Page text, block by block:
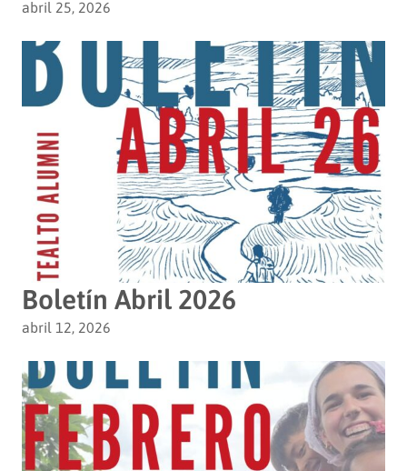
abril 25, 2026
Boletín Abril 2026
abril 12, 2026